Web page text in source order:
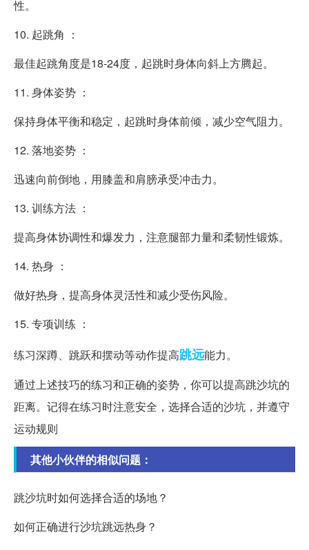
性。
10. 起跳角 ：
最佳起跳角度是18-24度，起跳时身体向斜上方腾起。
11. 身体姿势 ：
保持身体平衡和稳定，起跳时身体前倾，减少空气阻力。
12. 落地姿势 ：
迅速向前倒地，用膝盖和肩膀承受冲击力。
13. 训练方法 ：
提高身体协调性和爆发力，注意腿部力量和柔韧性锻炼。
14. 热身 ：
做好热身，提高身体灵活性和减少受伤风险。
15. 专项训练 ：
练习深蹲、跳跃和摆动等动作提高跳远能力。
通过上述技巧的练习和正确的姿势，你可以提高跳沙坑的
距离。记得在练习时注意安全，选择合适的沙坑，并遵守
运动规则
其他小伙伴的相似问题：
跳沙坑时如何选择合适的场地？
如何正确进行沙坑跳远热身？